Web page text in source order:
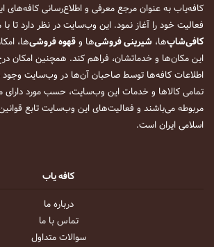
فعالیت خود را آغاز نمود. این وب‌سایت در نظر دارد تا
کافی‌شاپ‌ها، شیرینی فروشی‌ها وقهوه فروشی‌ها،
این مکان‌ها و خدماتشان، فراهم کند. همچنین امکان
اطلاعات کافه‌ها توسط صاحبان آن‌ها در وب‌سایت وجود
تمامی کالاها و خدمات این وب‌سایت، حسب مورد دارای
مربوطه می‌باشند و فعالیت‌های این وب‌سایت تابع
اسلامی ایران است.
کافه یاب
درباره ما
تماس با ما
سوالات متداول